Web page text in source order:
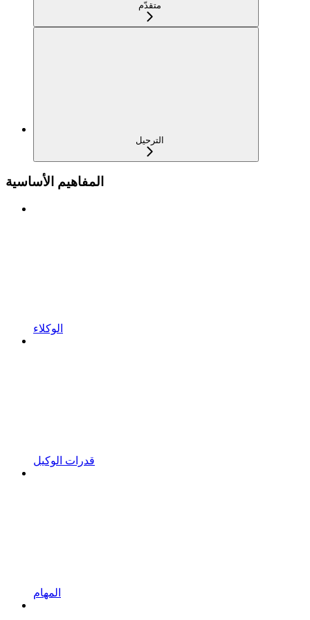
متقدّم
الترحيل
المفاهيم الأساسية
الوكلاء
قدرات الوكيل
المهام